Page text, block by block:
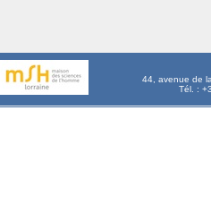
44, avenue de
Tél. :